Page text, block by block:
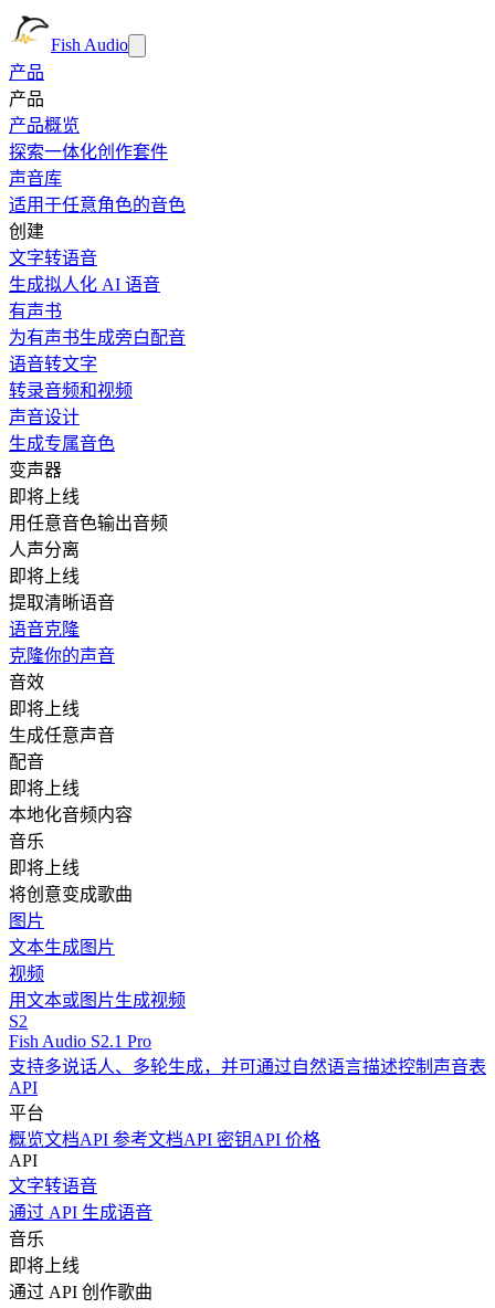
Fish Audio
产品
产品
产品概览
探索一体化创作套件
声音库
适用于任意角色的音色
创建
文字转语音
生成拟人化 AI 语音
有声书
为有声书生成旁白配音
语音转文字
转录音频和视频
声音设计
生成专属音色
变声器
即将上线
用任意音色输出音频
人声分离
即将上线
提取清晰语音
语音克隆
克隆你的声音
音效
即将上线
生成任意声音
配音
即将上线
本地化音频内容
音乐
即将上线
将创意变成歌曲
图片
文本生成图片
视频
用文本或图片生成视频
S2
Fish Audio S2.1 Pro
支持多说话人、多轮生成，并可通过自然语言描述控制声音表
API
平台
概览文档API 参考文档API 密钥API 价格
API
文字转语音
通过 API 生成语音
音乐
即将上线
通过 API 创作歌曲